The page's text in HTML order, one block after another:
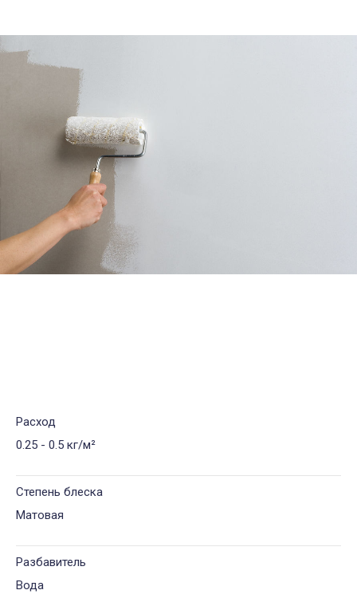
Расход
0.25 - 0.5 кг/м²
Степень блеска
Матовая
Разбавитель
Вода